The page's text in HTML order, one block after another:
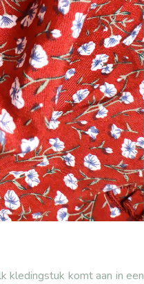
kledingstuk komt aan in een